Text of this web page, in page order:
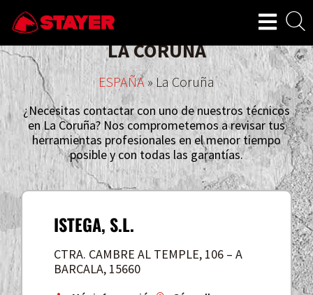
SERVICIO TÉCNICO STAYER EN
LA CORUÑA
ESPAÑA » La Coruña
¿Necesitas contactar con uno de nuestros técnicos
en La Coruña? Nos comprometemos a revisar tus
herramientas profesionales en el menor tiempo
posible y con todas las garantías.
ISTEGA, S.L.
CTRA. CAMBRE AL TEMPLE, 106 – A
BARCALA, 15660